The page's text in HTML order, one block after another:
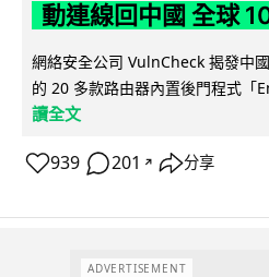
動連線回中國 全球
網絡安全公司 VulnCheck 揭發中
的 20 多款路由器內置後門程式「
讀全文
939 201 ↗ 分享
ADVERTISEMENT